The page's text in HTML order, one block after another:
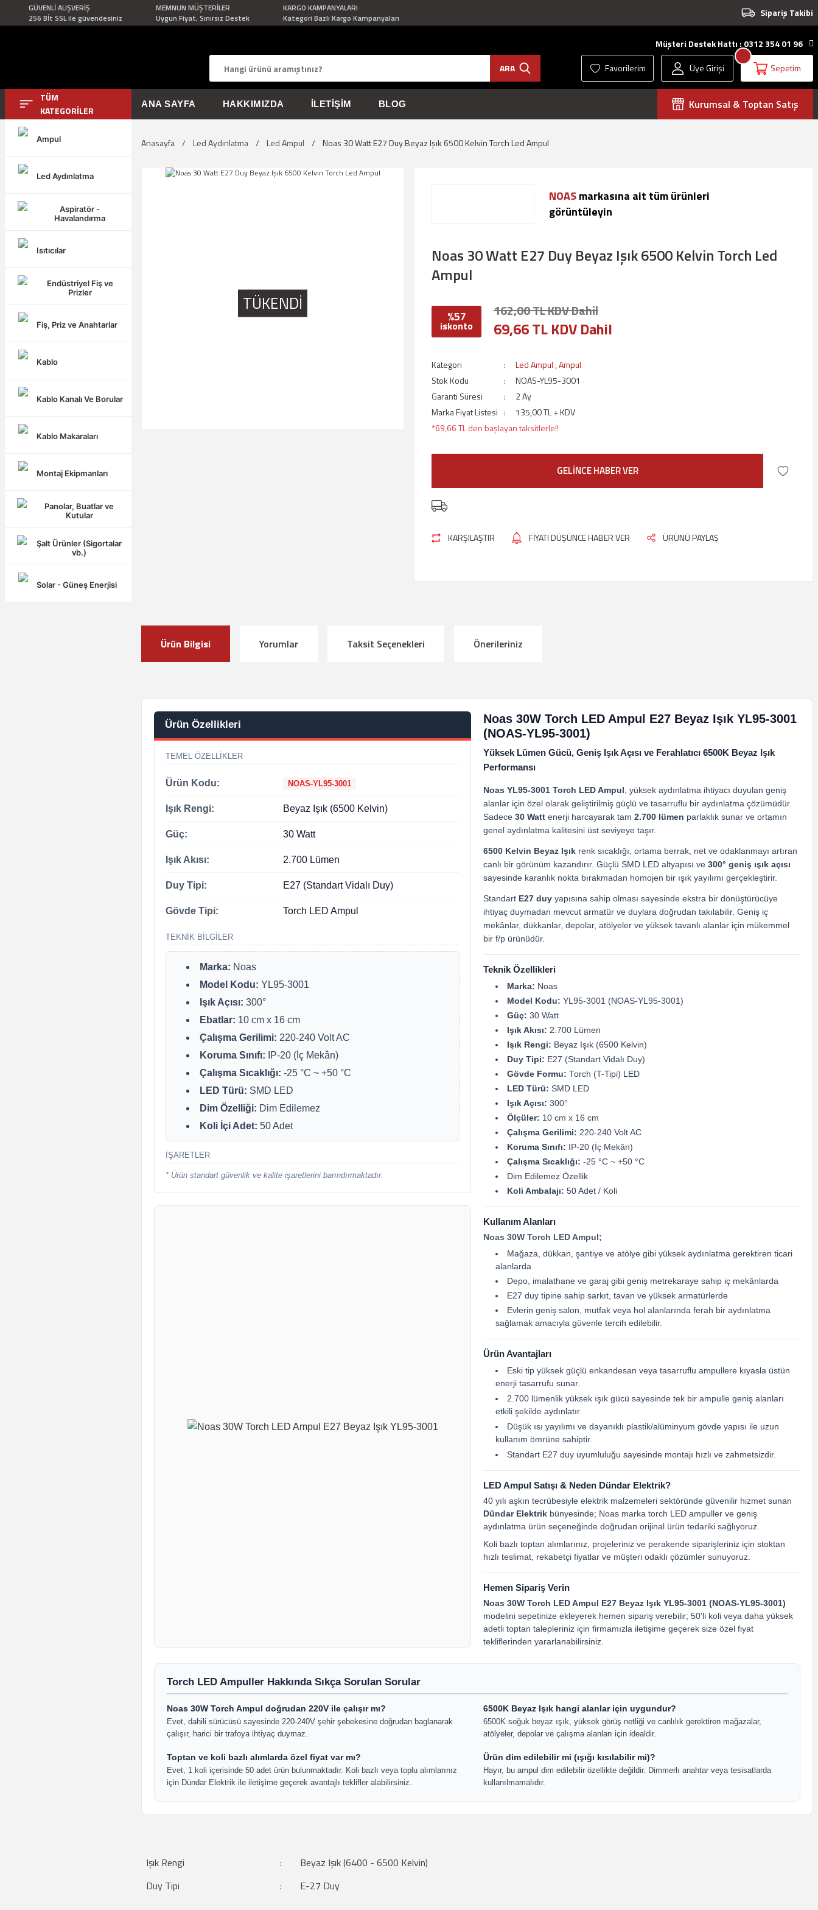
GÜVENLİ ALIŞVERİŞ
256 Bİt SSL ile güvendesiniz
MEMNUN MÜŞTERİLER
Uygun Fiyat, Sınırsız Destek
KARGO KAMPANYALARI
Kategori Bazlı Kargo Kampanyaları
Sipariş Takibi
Müşteri Destek Hattı : 0312 354 01 96
ARA
Favorilerim Üye Girişi Sepetim
TÜM
KATEGORİLER
Ampul
Led Aydınlatma
Aspiratör -
Havalandırma
Isıtıcılar
Endüstriyel Fiş ve
Prizler
Fiş, Priz ve Anahtarlar
Kablo
Kablo Kanalı Ve Borular
Kablo Makaraları
Montaj Ekipmanları
Panolar, Buatlar ve
Kutular
Şalt Ürünler (Sigortalar
vb.)
Solar - Güneş Enerjisi
ANA SAYFA HAKKIMIZDA İLETIŞIM BLOG Kurumsal & Toptan Satış
Anasayfa Led Aydınlatma Led Ampul Noas 30 Watt E27 Duy Beyaz Işık 6500 Kelvin Torch Led Ampul
TÜKENDİ
NOASmarkasına ait tüm ürünleri
görüntüleyin
Noas 30 Watt E27 Duy Beyaz Işık 6500 Kelvin Torch Led
Ampul
%57
iskonto
162,00 TL KDV Dahil
69,66 TL KDV Dahil
Kategori Led Ampul ,Ampul
Stok Kodu
NOAS-YL95-3001
Garanti Süresi
2 Ay
Marka Fiyat Listesi
135,00 TL + KDV
*69,66 TL den başlayan taksitlerle!!
GELİNCE HABER VER
KARŞILAŞTIR FİYATI DÜŞÜNCE HABER VER ÜRÜNÜ PAYLAŞ
Ürün Bilgisi Yorumlar Taksit Seçenekleri Önerileriniz
Ürün Özellikleri
TEMEL ÖZELLIKLER
Ürün Kodu: NOAS-YL95-3001
Işık Rengi: Beyaz Işık (6500 Kelvin)
Güç: 30 Watt
Işık Akısı: 2.700 Lümen
Duy Tipi: E27 (Standart Vidalı Duy)
Gövde Tipi: Torch LED Ampul
TEKNIK BILGILER
Marka: Noas
Model Kodu: YL95-3001
Işık Açısı: 300°
Ebatlar: 10 cm x 16 cm
Çalışma Gerilimi: 220-240 Volt AC
Koruma Sınıfı: IP-20 (İç Mekân)
Çalışma Sıcaklığı: -25 °C ~ +50 °C
LED Türü: SMD LED
Dim Özelliği: Dim Edilemez
Koli İçi Adet: 50 Adet
İŞARETLER
* Ürün standart güvenlik ve kalite işaretlerini barındırmaktadır.
Noas 30W Torch LED Ampul E27 Beyaz Işık YL95-3001
(NOAS-YL95-3001)
Yüksek Lümen Gücü, Geniş Işık Açısı ve Ferahlatıcı 6500K Beyaz Işık
Performansı
Noas YL95-3001 Torch LED Ampul , yüksek aydınlatma ihtiyacı duyulan geniş
alanlar için özel olarak geliştirilmiş güçlü ve tasarruflu bir aydınlatma çözümüdür.
Sadece 30 Watt enerji harcayarak tam 2.700 lümen parlaklık sunar ve ortamın
genel aydınlatma kalitesini üst seviyeye taşır.
6500 Kelvin Beyaz Işık renk sıcaklığı, ortama berrak, net ve odaklanmayı artıran
canlı bir görünüm kazandırır. Güçlü SMD LED altyapısı ve 300° geniş ışık açısı
sayesinde karanlık nokta bırakmadan homojen bir ışık yayılımı gerçekleştirir.
Standart E27 duy yapısına sahip olması sayesinde ekstra bir dönüştürücüye
ihtiyaç duymadan mevcut armatür ve duylara doğrudan takılabilir. Geniş iç
mekânlar, dükkanlar, depolar, atölyeler ve yüksek tavanlı alanlar için mükemmel
bir f/p ürünüdür.
Teknik Özellikleri
Marka: Noas
Model Kodu: YL95-3001 (NOAS-YL95-3001)
Güç: 30 Watt
Işık Akısı: 2.700 Lümen
Işık Rengi: Beyaz Işık (6500 Kelvin)
Duy Tipi: E27 (Standart Vidalı Duy)
Gövde Formu: Torch (T-Tipi) LED
LED Türü: SMD LED
Işık Açısı: 300°
Ölçüler: 10 cm x 16 cm
Çalışma Gerilimi: 220-240 Volt AC
Koruma Sınıfı: IP-20 (İç Mekân)
Çalışma Sıcaklığı: -25 °C ~ +50 °C
Dim Edilemez Özellik
Koli Ambalajı: 50 Adet / Koli
Kullanım Alanları
Noas 30W Torch LED Ampul;
Mağaza, dükkan, şantiye ve atölye gibi yüksek aydınlatma gerektiren ticari
alanlarda
Depo, imalathane ve garaj gibi geniş metrekaraye sahip iç mekânlarda
E27 duy tipine sahip sarkıt, tavan ve yüksek armatürlerde
Evlerin geniş salon, mutfak veya hol alanlarında ferah bir aydınlatma
sağlamak amacıyla güvenle tercih edilebilir.
Ürün Avantajları
Eski tip yüksek güçlü enkandesan veya tasarruflu ampullere kıyasla üstün
enerji tasarrufu sunar.
2.700 lümenlik yüksek ışık gücü sayesinde tek bir ampulle geniş alanları
etkili şekilde aydınlatır.
Düşük ısı yayılımı ve dayanıklı plastik/alüminyum gövde yapısı ile uzun
kullanım ömrüne sahiptir.
Standart E27 duy uyumluluğu sayesinde montajı hızlı ve zahmetsizdir.
LED Ampul Satışı & Neden Dündar Elektrik?
40 yılı aşkın tecrübesiyle elektrik malzemeleri sektöründe güvenilir hizmet sunan
Dündar Elektrik bünyesinde; Noas marka torch LED ampuller ve geniş
aydınlatma ürün seçeneğinde doğrudan orijinal ürün tedariki sağlıyoruz.
Koli bazlı toptan alımlarınız, projeleriniz ve perakende siparişleriniz için stoktan
hızlı teslimat, rekabetçi fiyatlar ve müşteri odaklı çözümler sunuyoruz.
Hemen Sipariş Verin
Noas 30W Torch LED Ampul E27 Beyaz Işık YL95-3001 (NOAS-YL95-3001)
modelini sepetinize ekleyerek hemen sipariş verebilir; 50'li koli veya daha yüksek
adetli toptan talepleriniz için firmamızla iletişime geçerek size özel fiyat
tekliflerinden yararlanabilirsiniz.
Torch LED Ampuller Hakkında Sıkça Sorulan Sorular
Noas 30W Torch Ampul doğrudan 220V ile çalışır mı?
Evet, dahili sürücüsü sayesinde 220-240V şehir şebekesine doğrudan baglanarak
çalışır, harici bir trafoya ihtiyaç duymaz.
6500K Beyaz Işık hangi alanlar için uygundur?
6500K soğuk beyaz ışık, yüksek görüş netliği ve canlılık gerektiren mağazalar,
atölyeler, depolar ve çalışma alanları için idealdir.
Toptan ve koli bazlı alımlarda özel fiyat var mı?
Evet, 1 koli içerisinde 50 adet ürün bulunmaktadır. Koli bazlı veya toplu alımlarınız
için Dündar Elektrik ile iletişime geçerek avantajlı teklifler alabilirsiniz.
Ürün dim edilebilir mi (ışığı kısılabilir mi)?
Hayır, bu ampul dim edilebilir özellikte değildir. Dimmerlı anahtar veya tesisatlarda
kullanılmamalıdır.
Işık Rengi :
Beyaz Işık (6400 - 6500 Kelvin)
Duy Tipi
: E-27 Duy